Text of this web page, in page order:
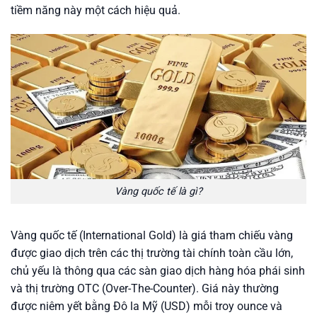
tiềm năng này một cách hiệu quả.
Vàng quốc tế là gì?
Vàng quốc tế (International Gold) là giá tham chiếu vàng
được giao dịch trên các thị trường tài chính toàn cầu lớn,
chủ yếu là thông qua các sàn giao dịch hàng hóa phái sinh
và thị trường OTC (Over-The-Counter). Giá này thường
được niêm yết bằng Đô la Mỹ (USD) mỗi troy ounce và